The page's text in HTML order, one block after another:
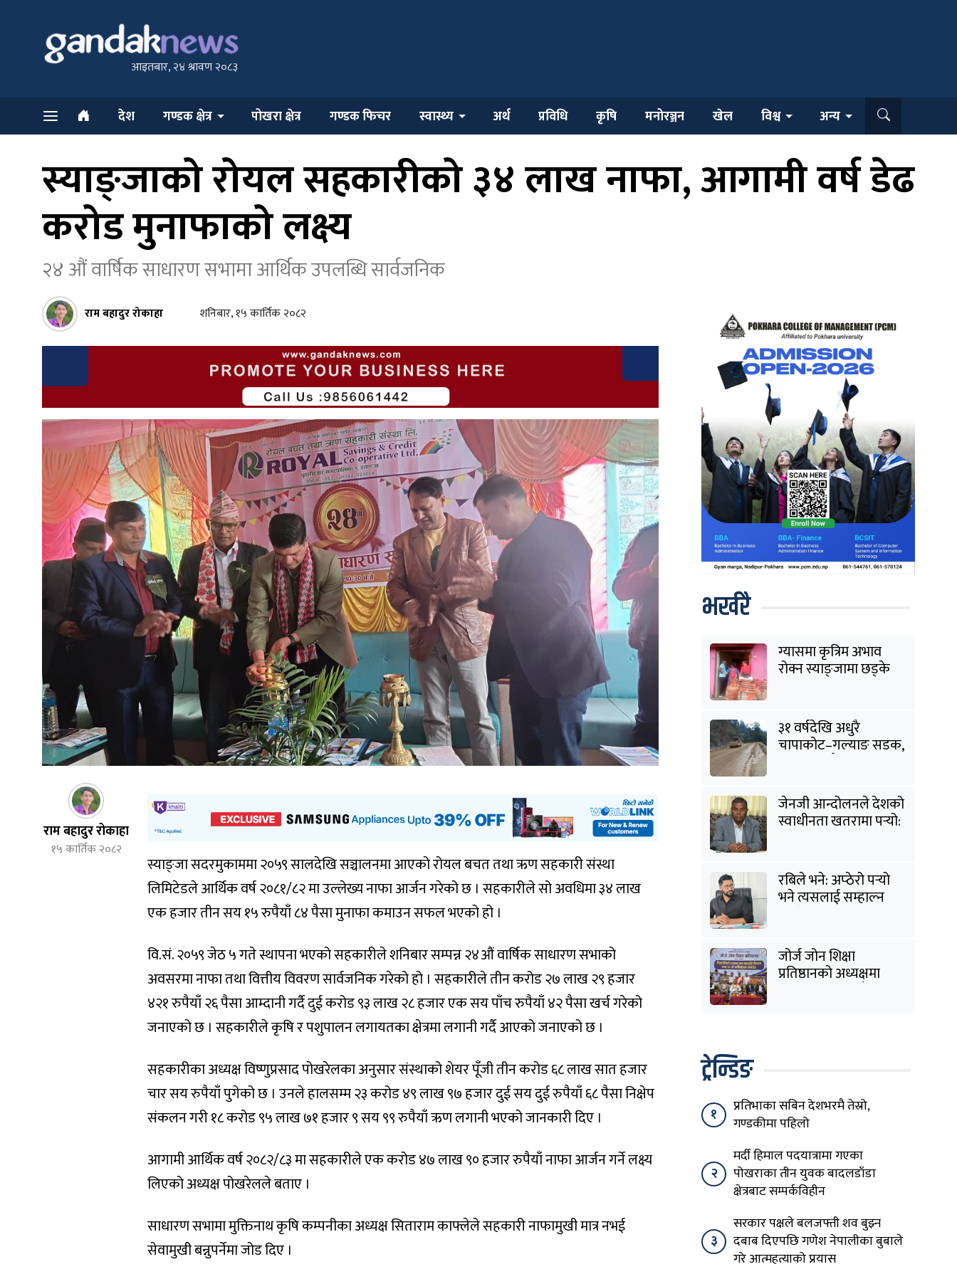
आइतबार, २४ श्रावण २०८३
देश गण्डक क्षेत्र पोखरा क्षेत्र गण्डक फिचर स्वास्थ्य अर्थ प्रविधि कृषि मनोरञ्जन खेल विश्व अन्य
स्याङ्जाको रोयल सहकारीको ३४ लाख नाफा, आगामी वर्ष डेढ
करोड मुनाफाको लक्ष्य
२४ औं वार्षिक साधारण सभामा आर्थिक उपलब्धि सार्वजनिक
राम बहादुर रोकाहा शनिबार, १५ कार्तिक २०८२
राम बहादुर रोकाहा
१५ कार्तिक २०८२
स्याङ्जा सदरमुकाममा २०५९ सालदेखि सञ्चालनमा आएको रोयल बचत तथा ऋण सहकारी संस्था
लिमिटेडले आर्थिक वर्ष २०८१/८२ मा उल्लेख्य नाफा आर्जन गरेको छ । सहकारीले सो अवधिमा ३४ लाख
एक हजार तीन सय १५ रुपैयाँ ८४ पैसा मुनाफा कमाउन सफल भएको हो ।
वि.सं. २०५९ जेठ ५ गते स्थापना भएको सहकारीले शनिबार सम्पन्न २४औं वार्षिक साधारण सभाको
अवसरमा नाफा तथा वित्तीय विवरण सार्वजनिक गरेको हो । सहकारीले तीन करोड २७ लाख २९ हजार
४२१ रुपैयाँ २६ पैसा आम्दानी गर्दै दुई करोड ९३ लाख २८ हजार एक सय पाँच रुपैयाँ ४२ पैसा खर्च गरेको
जनाएको छ । सहकारीले कृषि र पशुपालन लगायतका क्षेत्रमा लगानी गर्दै आएको जनाएको छ ।
सहकारीका अध्यक्ष विष्णुप्रसाद पोखरेलका अनुसार संस्थाको शेयर पूँजी तीन करोड ६८ लाख सात हजार
चार सय रुपैयाँ पुगेको छ । उनले हालसम्म २३ करोड ४९ लाख ९७ हजार दुई सय दुई रुपैयाँ ६८ पैसा निक्षेप
संकलन गरी १८ करोड ९५ लाख ७१ हजार ९ सय ९९ रुपैयाँ ऋण लगानी भएको जानकारी दिए ।
आगामी आर्थिक वर्ष २०८२/८३ मा सहकारीले एक करोड ४७ लाख ९० हजार रुपैयाँ नाफा आर्जन गर्ने लक्ष्य
लिएको अध्यक्ष पोखरेलले बताए ।
साधारण सभामा मुक्तिनाथ कृषि कम्पनीका अध्यक्ष सिताराम काफ्लेले सहकारी नाफामुखी मात्र नभई
सेवामुखी बन्नुपर्नेमा जोड दिए ।
भर्खरै
ग्यासमा कृत्रिम अभाव
रोक्न स्याङ्जामा छड्के
३१ वर्षदेखि अधुरै
चापाकोट–गल्याङ सडक,
आधा काममै अल्झियो
जेनजी आन्दोलनले देशको
स्वाधीनता खतरामा पर्‍यो:
उपेन्द्र यादव
रबिले भने: अप्ठेरो पर्‍यो
भने त्यसलाई सम्हाल्न
सक्ने गार्जियनसिप हाम्रो
जोर्ज जोन शिक्षा
प्रतिष्ठानको अध्यक्षमा
विनोद कायस्थ, पाँच
ट्रेन्डिङ
१
प्रतिभाका सबिन देशभरमै तेस्रो,
गण्डकीमा पहिलो
२
मर्दी हिमाल पदयात्रामा गएका
पोखराका तीन युवक बादलडाँडा
क्षेत्रबाट सम्पर्कविहीन
३
सरकार पक्षले बलजफ्ती शव बुझ्न
दबाब दिएपछि गणेश नेपालीका बुबाले
गरे आत्महत्याको प्रयास